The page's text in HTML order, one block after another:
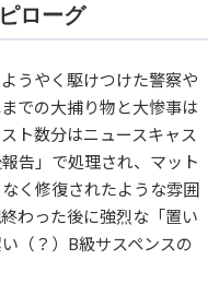
ローグ
うやく駆けつけた警察や
での大捕り物と大惨事は
ト数分はニュースキャス
告」で処理され、マット
く修復されたような雰囲
わった後に強烈な「置い
（？）B級サスペンスの